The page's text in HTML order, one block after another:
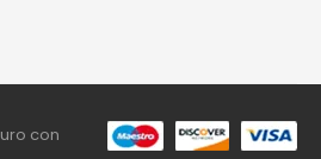
con